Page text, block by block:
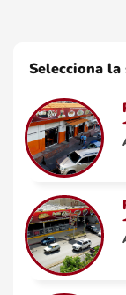
Selecciona la